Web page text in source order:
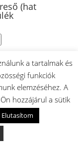
(hat
a tartalmak és
funkciók
elemzéséhez. A
hozzájárul a sütik
Elutasítom